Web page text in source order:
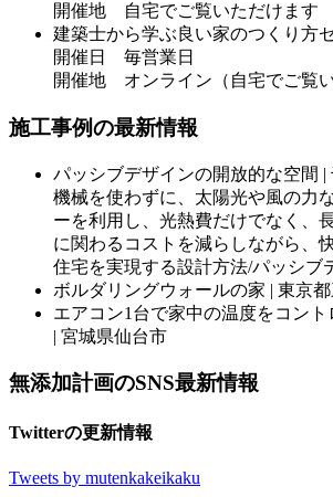
開催地 自宅でご覧いただけます
建築士から学ぶ良い家のつくり方
開催日 毎営業日
開催地 オンライン（自宅でご覧い
施工事例の最新情報
パッシブデザインの開放的な空間 |
機械を使わずに、太陽光や風の力
ーを利用し、光熱費だけでなく、
に関わるコストを減らしながら、
住宅を実現する設計方法/パッシブ
ボルダリングウォールの家 | 東京
エアコン1台で家中の温度をコント
| 宮城県仙台市
無添加計画のSNS最新情報
Twitterの更新情報
Tweets by mutenkakeikaku